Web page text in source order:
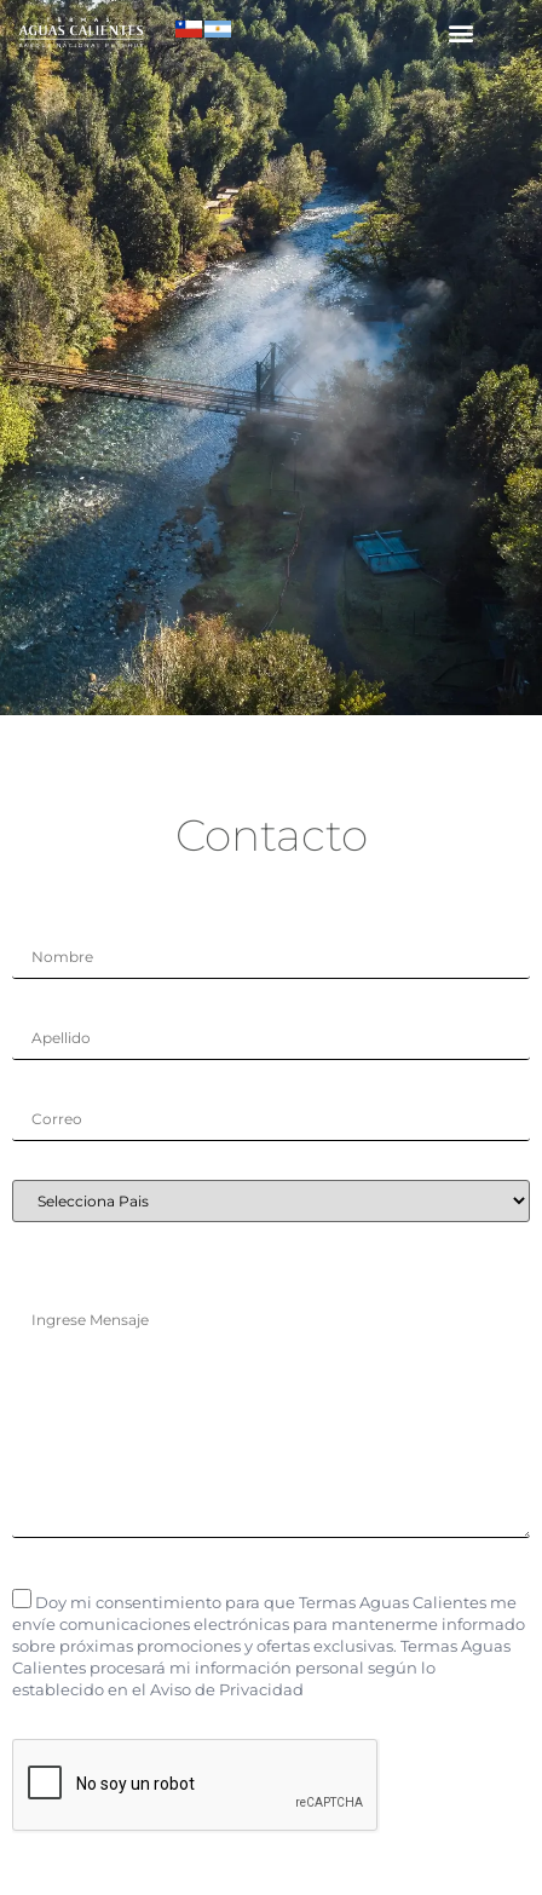
Contacto
Doy mi consentimiento para que Termas Aguas Calientes me
envíe comunicaciones electrónicas para mantenerme informado
sobre próximas promociones y ofertas exclusivas. Termas Aguas
Calientes procesará mi información personal según lo
establecido en el Aviso de Privacidad